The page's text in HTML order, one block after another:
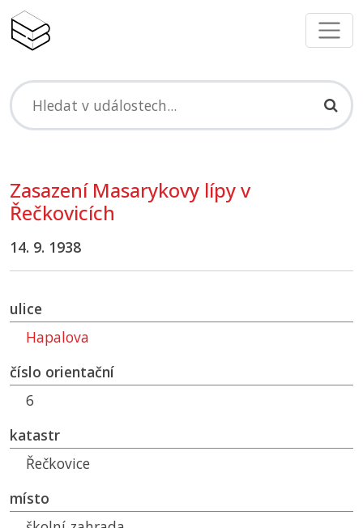
Zasazení Masarykovy lípy v
Řečkovicích
14. 9. 1938
ulice
Hapalova
číslo orientační
6
katastr
Řečkovice
místo